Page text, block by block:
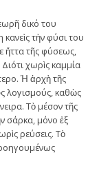
δικό του
τὴν φύσι του
ἥττα τῆς φύσεως,
χωρὶς καμμία
Ἡ ἀρχὴ τῆς
λογισμούς, καθὼς
Τὸ μέσον τῆς
σάρκα, μόνο ἐξ
ρεύσεις. Τὸ